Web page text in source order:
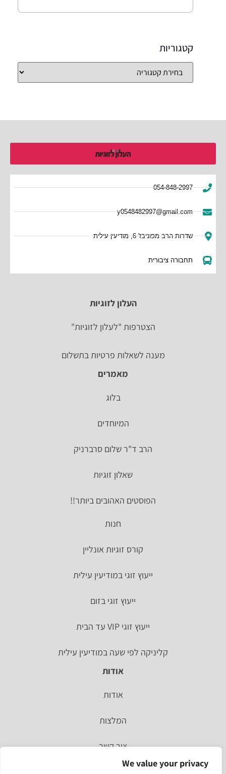
We value your privacy
קטגוריות
054-848-2997
y0548482997@gmail.com
שדרות הרב מפוניבז' 6, מודיעין עילית
תחבורה ציבורית
העלון לזוגיות
הצטרפות "לעלון לזוגיות"
מענה לשאלות פרטיות בתשלום
מאמרים
בלוג
המיוחדים
הרב ד"ר שלום סרברניק
שאלון זוגיות
הפוסטים האהובים ביותר!!
חנות
קורס זוגיות אונליין
ייעוץ זוגי במודיעין עילית
ייעוץ זוגי בזום
ייעוץ זוגי VIP עד הבית
קליניקה לפי שעה במודיעין עילית
אודות
אודות
המלצות
צור קשר